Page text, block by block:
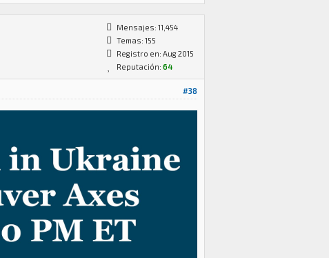
Mensajes: 11,454
Temas: 155
Registro en: Aug 2015
Reputación: 64
#38